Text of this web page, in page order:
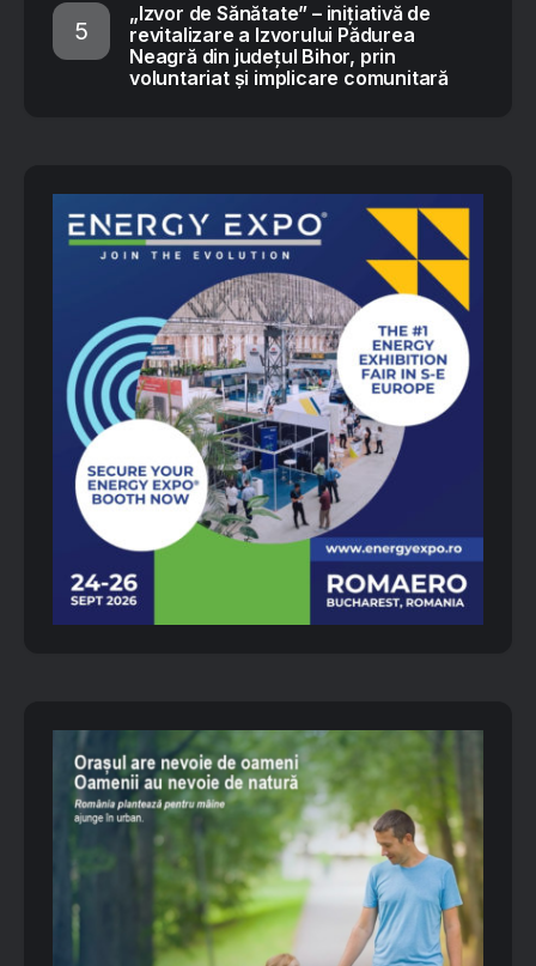
„Izvor de Sănătate” – inițiativă de
revitalizare a Izvorului Pădurea
Neagră din județul Bihor, prin
voluntariat și implicare comunitară